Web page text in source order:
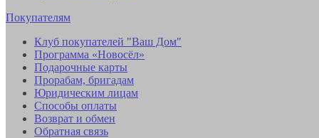
Покупателям
Клуб покупателей "Ваш Дом"
Программа «Новосёл»
Подарочные карты
Прорабам, бригадам
Юридическим лицам
Способы оплаты
Возврат и обмен
Обратная связь